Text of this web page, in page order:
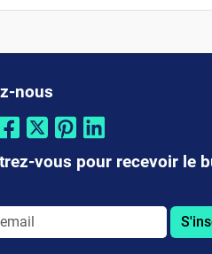
nous
vous pour recevoir le